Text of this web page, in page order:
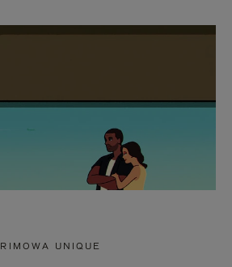
RIMOWA UNIQUE